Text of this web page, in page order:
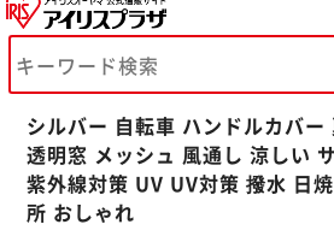
シルバー 自転車 ハンドルカバー
透明窓 メッシュ 風通し 涼しい
紫外線対策 UV UV対策 撥水 日
所 おしゃれ
※ご確認ください
カートに入れる